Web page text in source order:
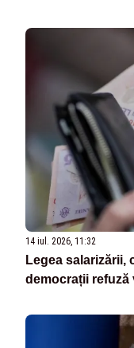
14 iul. 2026, 11:32
Legea salarizării,
democrații refuză